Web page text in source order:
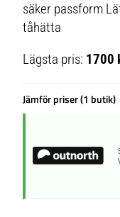
säker passform
tåhätta
Lägsta pris: 1700
Jämför priser (1 butik)